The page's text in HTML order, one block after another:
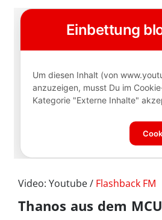
Video: Youtube / Flashback FM
Thanos aus dem MCU